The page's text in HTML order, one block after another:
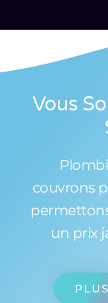
Vous
couvrons
un prix